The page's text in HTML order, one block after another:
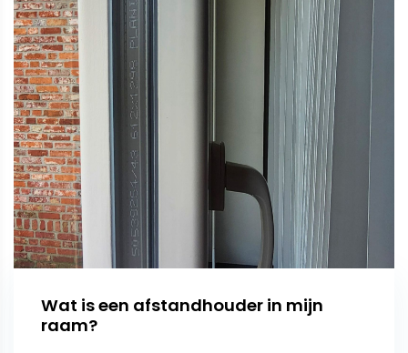
Wat is een afstandhouder in mijn
raam?